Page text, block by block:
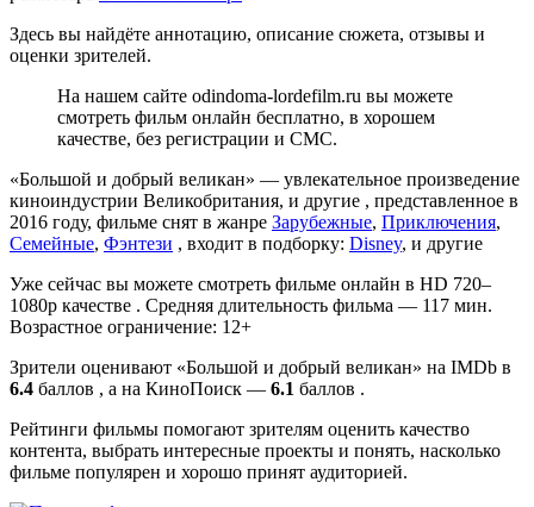
Здесь вы найдёте аннотацию, описание сюжета, отзывы и
оценки зрителей.
На нашем сайте odindoma-lordefilm.ru вы можете
смотреть фильм онлайн бесплатно, в хорошем
качестве, без регистрации и СМС.
«Большой и добрый великан» — увлекательное произведение
киноиндустрии Великобритания, и другие , представленное в
2016 году, фильме снят в жанре Зарубежные, Приключения,
Семейные, Фэнтези , входит в подборку: Disney, и другие
Уже сейчас вы можете смотреть фильме онлайн в HD 720–
1080p качестве . Средняя длительность фильма — 117 мин.
Возрастное ограничение: 12+
Зрители оценивают «Большой и добрый великан» на IMDb в
6.4 баллов , а на КиноПоиск — 6.1 баллов .
Рейтинги фильмы помогают зрителям оценить качество
контента, выбрать интересные проекты и понять, насколько
фильме популярен и хорошо принят аудиторией.